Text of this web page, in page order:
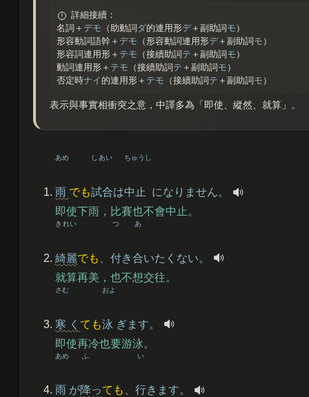
詳細接續：
名詞＋ デモ （助動詞 ダ的連用形デ＋副助詞 モ ）
形容動詞語幹＋ デモ （形容動詞連用形デ＋副助詞 モ ）
形容詞連用形＋ テモ （接續助詞 テ ＋副助詞 モ ）
動詞連用形＋ テモ （接續助詞 テ ＋副助詞 モ ）
否定時ナイ 的連用形＋ テモ （接續助詞 テ ＋副助詞 モ ）
表示與事實相衝突之意，中譯多為「即使、縱然、就算」。
雨
あめ
でも試合
しあい
は中止
ちゅうし
になりません。
即使下雨，比賽也不會中止。
綺麗
きれい
でも 付
つ
き合
あ
いたくない。
就算再美，也不想交往。
寒
さむ
く ても泳
およ
ぎます。
即使再冷也要游泳。
雨
あめ
が降
ふ
っても 行
い
きます。